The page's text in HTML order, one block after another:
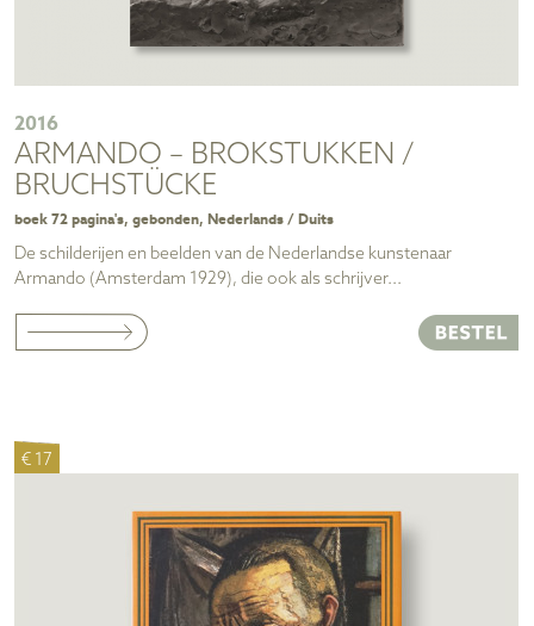
2016
ARMANDO – BROKSTUKKEN /
BRUCHSTÜCKE
boek 72 pagina's, gebonden, Nederlands / Duits
De schilderijen en beelden van de Nederlandse kunstenaar
Armando (Amsterdam 1929), die ook als schrijver...
€ 17